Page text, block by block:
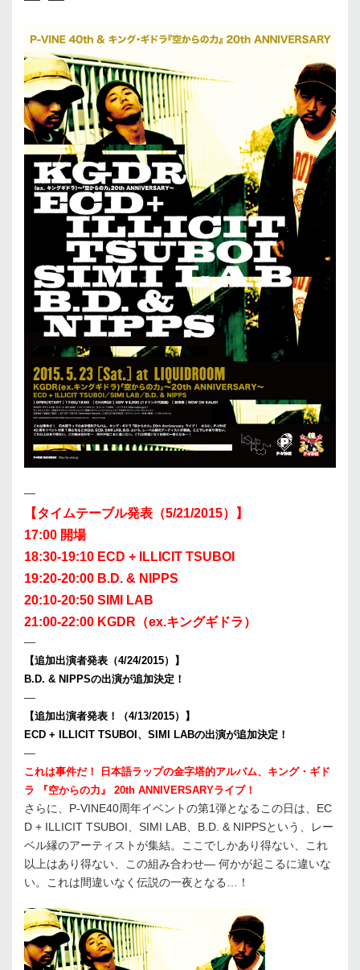
—
【タイムテーブル発表（5/21/2015）】
17:00 開場
18:30-19:10 ECD + ILLICIT TSUBOI
19:20-20:00 B.D. & NIPPS
20:10-20:50 SIMI LAB
21:00-22:00 KGDR（ex.キングギドラ）
—
【追加出演者発表（4/24/2015）】
B.D. & NIPPSの出演が追加決定！
—
【追加出演者発表！（4/13/2015）】
ECD + ILLICIT TSUBOI、SIMI LABの出演が追加決定！
—
これは事件だ！ 日本語ラップの金字塔的アルバム、キング・ギド
ラ 『空からの力』 20th ANNIVERSARYライブ！
さらに、P-VINE40周年イベントの第1弾となるこの日は、EC
D + ILLICIT TSUBOI、SIMI LAB、B.D. & NIPPSという、レー
ベル縁のアーティストが集結。ここでしかあり得ない、これ
以上はあり得ない、この組み合わせ— 何かが起こるに違いな
い。これは間違いなく伝説の一夜となる…！